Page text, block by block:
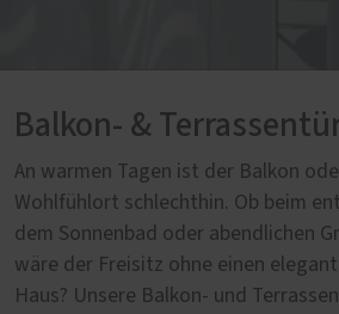
Balkon- &
An warmen Tagen ist der Balkon
Wohlfühlort schlechthin. Ob beim
dem Sonnenbad oder abendlichen
wäre der Freisitz ohne einen
Haus? Unsere Balkon- und